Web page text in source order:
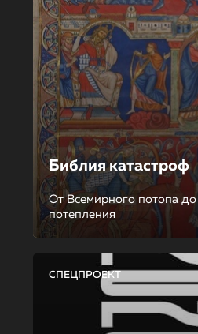
Библия катастроф
От Всемирного потопа до
потепления
СПЕЦПРОЕКТ